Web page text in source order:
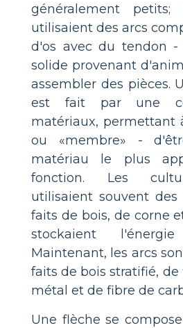
généralement petits;
utilisaient des arcs
d'os avec du tendon
solide provenant
assembler des pièces.
est fait par une
matériaux, permettant
ou «membre» -
matériau le plus
fonction. Les
utilisaient souvent des
faits de bois, de corne
stockaient
Maintenant, les arcs
faits de bois stratifié, de
métal et de fibre de
Une flèche se